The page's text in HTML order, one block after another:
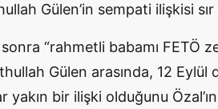
Gülen’in sempati ilişkisi
“rahmetli babamı FETÖ
Gülen arasında, 12 Eylül
bir ilişki olduğunu